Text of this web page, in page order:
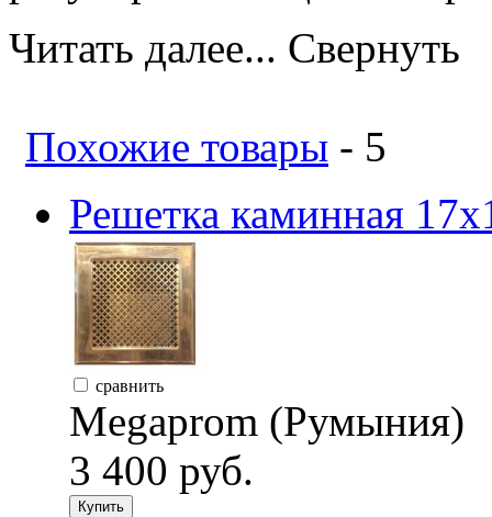
Читать далее... Свернуть
Похожие товары - 5
Решетка каминная
сравнить
Megaprom (Румыния)
3 400 руб.
Купить